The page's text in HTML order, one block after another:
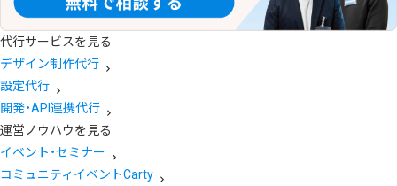
代行サービスを見る
デザイン制作代行
設定代行
開発・API連携代行
運営ノウハウを見る
イベント・セミナー
コミュニティイベントCarty